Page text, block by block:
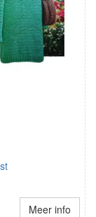
Meer info